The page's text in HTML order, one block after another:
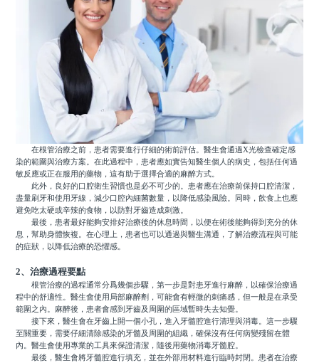
在根管治療之前，患者需要進行仔細的術前評估。醫生會通過X光檢查確定感
染的範圍與治療方案。在此過程中，患者應如實告知醫生個人的病史，包括任何過
敏反應或正在服用的藥物，這有助于選擇合適的麻醉方式。
此外，良好的口腔衛生習慣也是必不可少的。患者應在治療前保持口腔清潔，
盡量刷牙和使用牙線，減少口腔內細菌數量，以降低感染風險。同時，飲食上也應
避免吃太硬或辛辣的食物，以防對牙齒造成刺激。
最後，患者最好能夠安排好治療後的休息時間，以便在術後能夠得到充分的休
息，幫助身體恢複。在心理上，患者也可以通過與醫生溝通，了解治療流程與可能
的症狀，以降低治療的恐懼感。
2、治療過程要點
根管治療的過程通常分爲幾個步驟，第一步是對患牙進行麻醉，以確保治療過
程中的舒適性。醫生會使用局部麻醉劑，可能會有輕微的刺痛感，但一般是在承受
範圍之內。麻醉後，患者會感到牙齒及周圍的區域暫時失去知覺。
接下來，醫生會在牙齒上開一個小孔，進入牙髓腔進行清理與消毒。這一步驟
至關重要，需要仔細清除感染的牙髓及周圍的組織，確保沒有任何病變殘留在體
內。醫生會使用專業的工具來保證清潔，隨後用藥物消毒牙髓腔。
最後，醫生會將牙髓腔進行填充，並在外部用材料進行臨時封閉。患者在治療